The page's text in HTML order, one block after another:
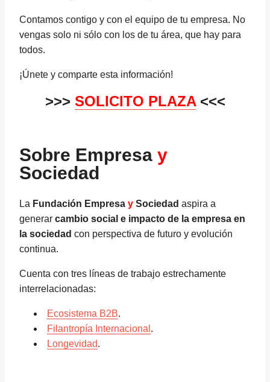
Contamos contigo y con el equipo de tu empresa. No
vengas solo ni sólo con los de tu área, que hay para
todos.
¡Únete y comparte esta información!
>>> SOLICITO PLAZA<<<
Sobre Empresa y
Sociedad
La Fundación Empresa y Sociedad aspira a
generar cambio social e impacto de la empresa en
la sociedad con perspectiva de futuro y evolución
continua.
Cuenta con tres líneas de trabajo estrechamente
interrelacionadas:
Ecosistema B2B.
Filantropía Internacional .
Longevidad.